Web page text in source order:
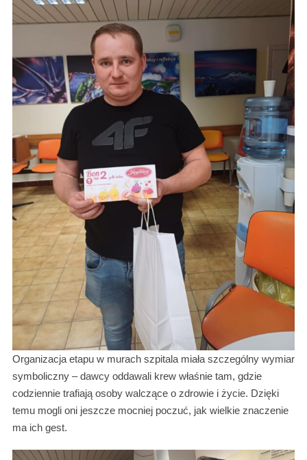
Organizacja etapu w murach szpitala miała szczególny wymiar
symboliczny – dawcy oddawali krew właśnie tam, gdzie
codziennie trafiają osoby walczące o zdrowie i życie. Dzięki
temu mogli oni jeszcze mocniej poczuć, jak wielkie znaczenie
ma ich gest.